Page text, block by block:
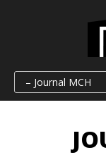
– Journal MCH